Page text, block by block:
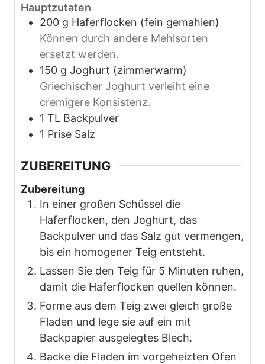
Hauptzutaten
200 g Haferflocken (fein gemahlen)
Können durch andere Mehlsorten
ersetzt werden.
150 g Joghurt (zimmerwarm)
Griechischer Joghurt verleiht eine
cremigere Konsistenz.
1 TL Backpulver
1 Prise Salz
ZUBEREITUNG
Zubereitung
In einer großen Schüssel die
Haferflocken, den Joghurt, das
Backpulver und das Salz gut vermengen,
bis ein homogener Teig entsteht.
Lassen Sie den Teig für 5 Minuten ruhen,
damit die Haferflocken quellen können.
Forme aus dem Teig zwei gleich große
Fladen und lege sie auf ein mit
Backpapier ausgelegtes Blech.
Backe die Fladen im vorgeheizten Ofen